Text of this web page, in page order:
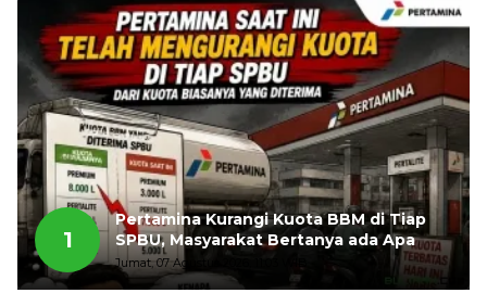
1
Pertamina Kurangi Kuota BBM di Tiap
SPBU, Masyarakat Bertanya ada Apa
Jumat, 07 Agustus 2026, 11:03 WIB